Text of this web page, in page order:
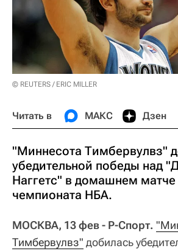
© REUTERS / ERIC MILLER
Читать в МАКС Дзен
"Миннесота Тимбервулвз"
убедительной победы над
Наггетс" в домашнем матче
чемпионата НБА.
МОСКВА, 13 фев - Р-Спорт.
Тимбервулвз" добилась